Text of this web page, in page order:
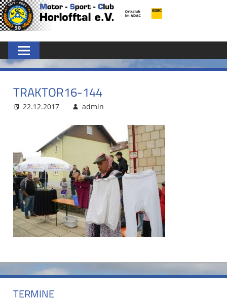
Zum
Inhalt
MSC
HORLOFFTAL
E.V.
TRAKTOR16-144
22.12.2017 admin
TERMINE